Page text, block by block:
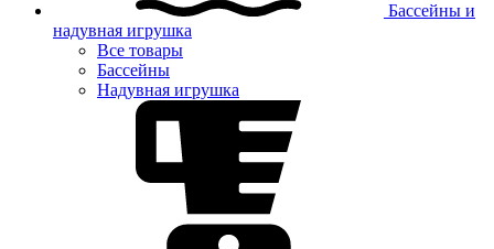
Бассейны и
надувная игрушка
Все товары
Бассейны
Надувная игрушка